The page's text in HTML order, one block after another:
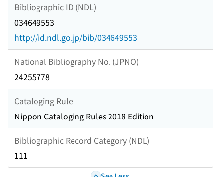
Bibliographic ID (NDL)
034649553
http://id.ndl.go.jp/bib/034649553
National Bibliography No. (JPNO)
24255778
Cataloging Rule
Nippon Cataloging Rules 2018 Edition
Bibliographic Record Category (NDL)
111